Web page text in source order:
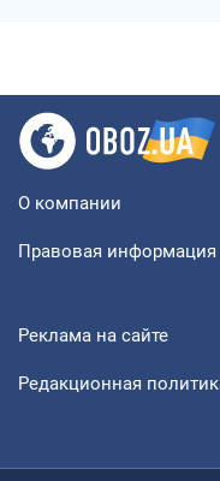
О компании
Правовая информация
Реклама на сайте
Редакционная